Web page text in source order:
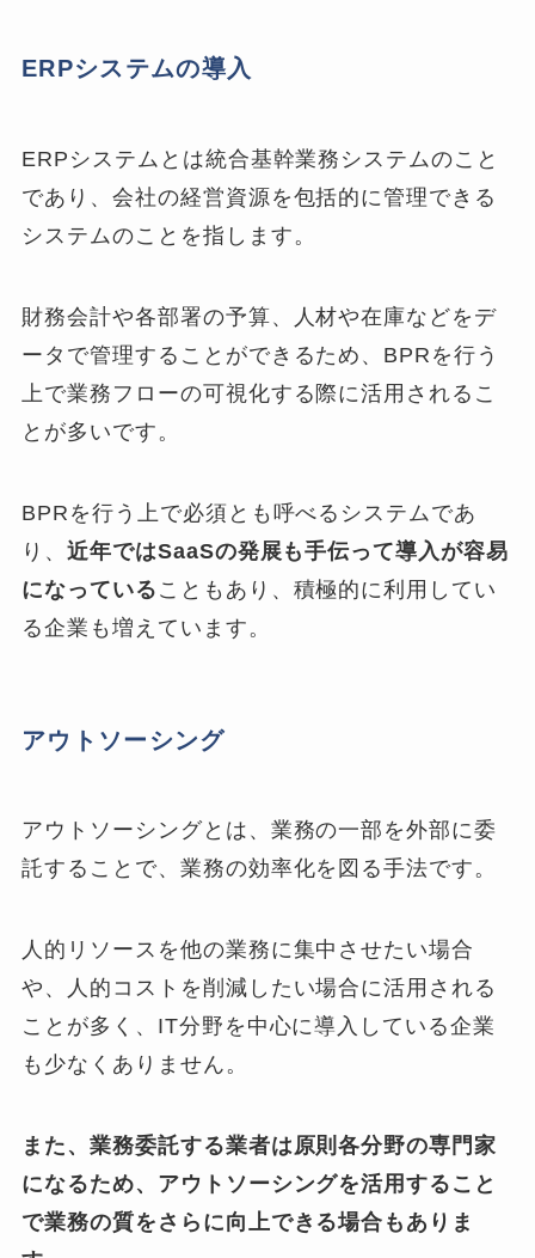
ERPシステムの導入
ERPシステムとは統合基幹業務システムのこと
であり、会社の経営資源を包括的に管理できる
システムのことを指します。
財務会計や各部署の予算、人材や在庫などをデ
ータで管理することができるため、BPRを行う
上で業務フローの可視化する際に活用されるこ
とが多いです。
BPRを行う上で必須とも呼べるシステムであ
り、 近年ではSaaSの発展も手伝って導入が容易
になっている こともあり、積極的に利用してい
る企業も増えています。
アウトソーシング
アウトソーシングとは、業務の一部を外部に委
託することで、業務の効率化を図る手法です。
人的リソースを他の業務に集中させたい場合
や、人的コストを削減したい場合に活用される
ことが多く、IT分野を中心に導入している企業
も少なくありません。
また、業務委託する業者は原則各分野の専門家
になるため、アウトソーシングを活用すること
で業務の質をさらに向上できる場合もありま